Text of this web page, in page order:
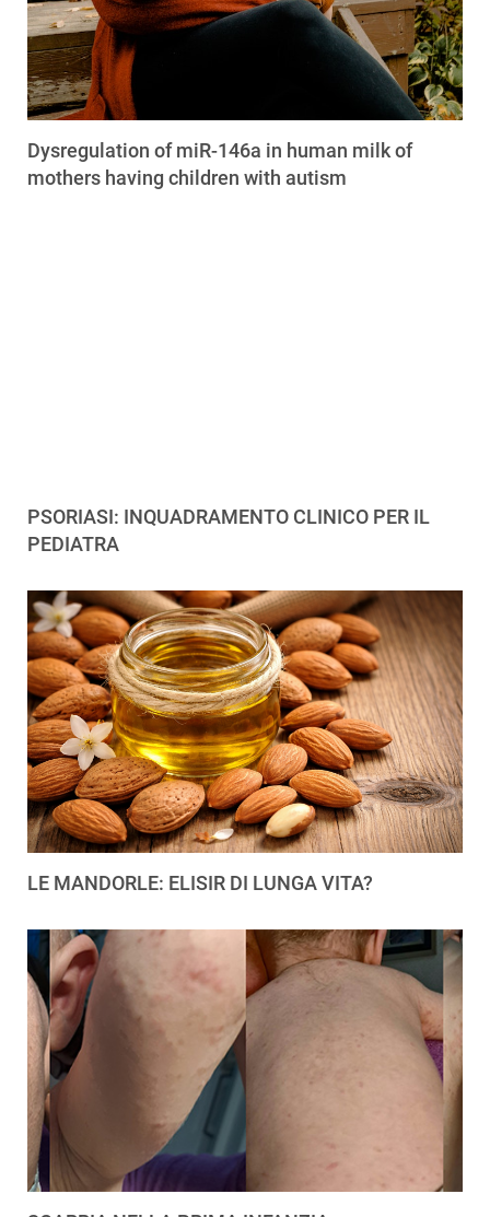
Dysregulation of miR-146a in human milk of
mothers having children with autism
PSORIASI: INQUADRAMENTO CLINICO PER IL
PEDIATRA
LE MANDORLE: ELISIR DI LUNGA VITA?